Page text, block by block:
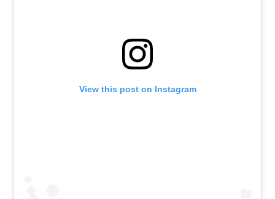
View this post on Instagram